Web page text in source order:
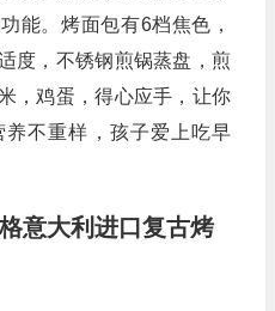
能。烤面包有6档焦色，
度，不锈钢煎锅蒸盘，煎
，鸡蛋，得心应手，让你
不重样，孩子爱上吃早
意大利进口复古烤